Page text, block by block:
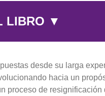
LIBRO ▼
desde su larga
hacia un
proceso de